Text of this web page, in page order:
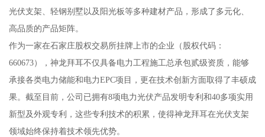
光伏支架、轻钢别墅以及阳光板等多种建材产品，形成了多元化、
高品质的产品矩阵。
作为一家在石家庄股权交易所挂牌上市的企业（股权代码：
660673），神龙拜耳不仅具备电力工程施工总承包贰级资质，能够
承接各类电力储能和电力EPC项目，更在技术创新方面取得了丰硕成
果。截至目前，公司已拥有8项电力光伏产品发明专利和40多项实用
新型及外观专利，这些专利技术的积累，使得神龙拜耳在光伏支架
领域始终保持着技术领先优势。